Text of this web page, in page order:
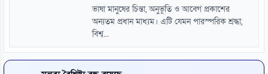
ভাষা মানুষের চিন্তা, অনুভূতি ও আবেগ প্রকাশের
অন্যতম প্রধান মাধ্যম। এটি যেমন পারস্পরিক শ্রদ্ধা,
বিশ্ব...